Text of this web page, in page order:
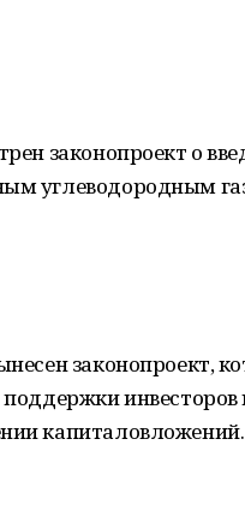
законопроект о
углеводородным
законопроект,
капиталовложений.